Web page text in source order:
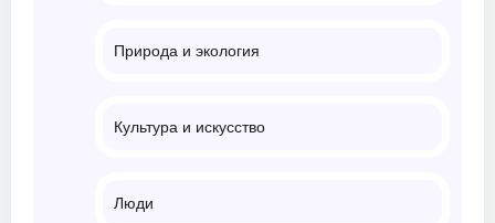
Природа и экология
Культура и искусство
Люди